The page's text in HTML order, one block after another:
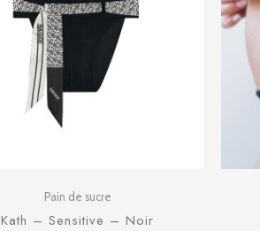
Pain de sucre
Kath – Sensitive – Noir